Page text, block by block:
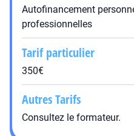
Autofinancement
professionnelles
Tarif particulier
350€
Autres Tarifs
Consultez le formateur.